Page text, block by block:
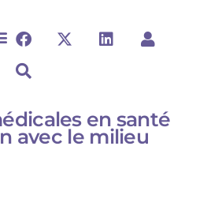
en santé
avec le milieu